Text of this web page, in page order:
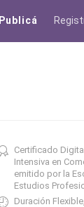
Publicá
Certificado
Intensiva en
emitido por la
Estudios
Duración